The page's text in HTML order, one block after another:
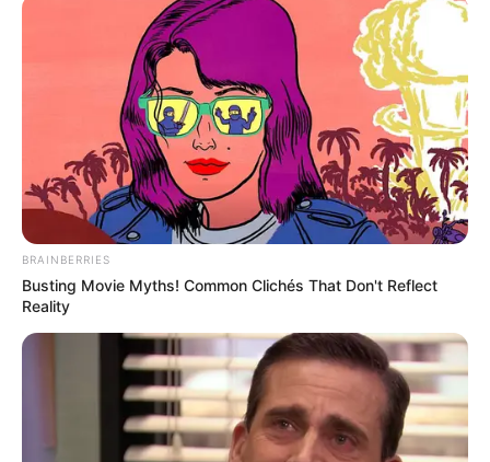
Films To Make You Question Everything You Know
Did You Notice How Natural Simba’s Movements
Looked In The Movie?
BRAINBERRIES
Busting Movie Myths! Common Clichés That Don't Reflect
Reality